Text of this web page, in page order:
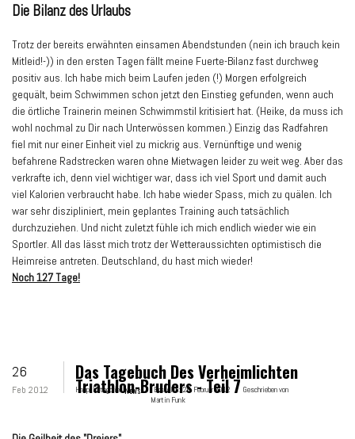
Die Bilanz des Urlaubs
Trotz der bereits erwähnten einsamen Abendstunden (nein ich brauch kein
Mitleid!-)) in den ersten Tagen fällt meine Fuerte-Bilanz fast durchweg
positiv aus. Ich habe mich beim Laufen jeden (!) Morgen erfolgreich
gequält, beim Schwimmen schon jetzt den Einstieg gefunden, wenn auch
die örtliche Trainerin meinen Schwimmstil kritisiert hat. (Heike, da muss ich
wohl nochmal zu Dir nach Unterwössen kommen.) Einzig das Radfahren
fiel mit nur einer Einheit viel zu mickrig aus. Vernünftige und wenig
befahrene Radstrecken waren ohne Mietwagen leider zu weit weg. Aber das
verkrafte ich, denn viel wichtiger war, dass ich viel Sport und damit auch
viel Kalorien verbraucht habe. Ich habe wieder Spass, mich zu quälen. Ich
war sehr diszipliniert, mein geplantes Training auch tatsächlich
durchzuziehen. Und nicht zuletzt fühle ich mich endlich wieder wie ein
Sportler. All das lässt mich trotz der Wetteraussichten optimistisch die
Heimreise antreten. Deutschland, du hast mich wieder!
Noch 127 Tage!
26
Feb 2012
Das Tagebuch Des Verheimlichten
Triathlon-Bruders - Teil 7
Hauptkategorie: News Erstellt: 26. Februar 2012
Geschrieben von
Martin Funk